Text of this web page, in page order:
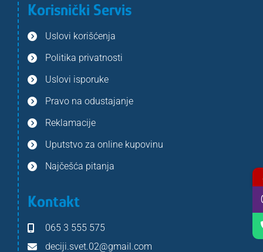
Korisnički Servis
Uslovi korišćenja
Politika privatnosti
Uslovi isporuke
Pravo na odustajanje
Reklamacije
Uputstvo za online kupovinu
Najčešća pitanja
Kontakt
065 3 555 575
deciji.svet.02@gmail.com